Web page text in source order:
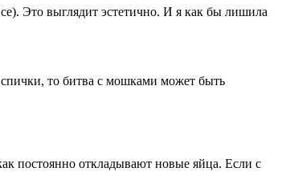
Это выглядит эстетично. И я как бы лишила
спички, то битва с мошками может быть
постоянно откладывают новые яйца. Если с